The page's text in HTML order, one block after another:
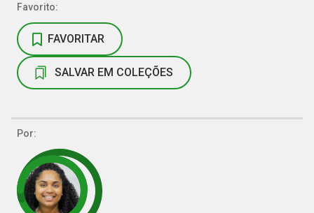
Favorito:
FAVORITAR
SALVAR EM COLEÇÕES
Por: